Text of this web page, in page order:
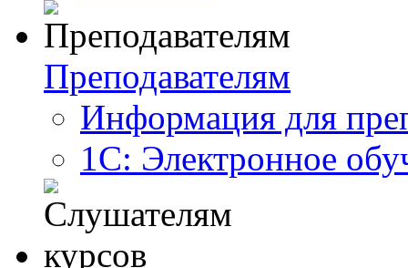
Преподавателям
Информация для
1С: Электронное